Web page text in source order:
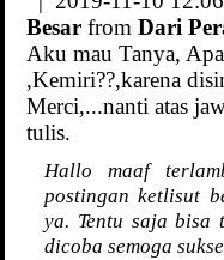
Besar from Dari
Aku mau Tanya,
,Kemiri??,karena
Merci,...nanti atas
tulis.
Hallo maaf
postingan ketlisut
ya. Tentu saja bisa
dicoba semoga